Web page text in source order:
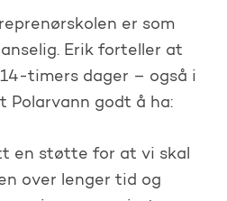
er som
Erik forteller at
timers dager – også i
Polarvann godt å ha:
en støtte for at vi skal
over lenger tid og